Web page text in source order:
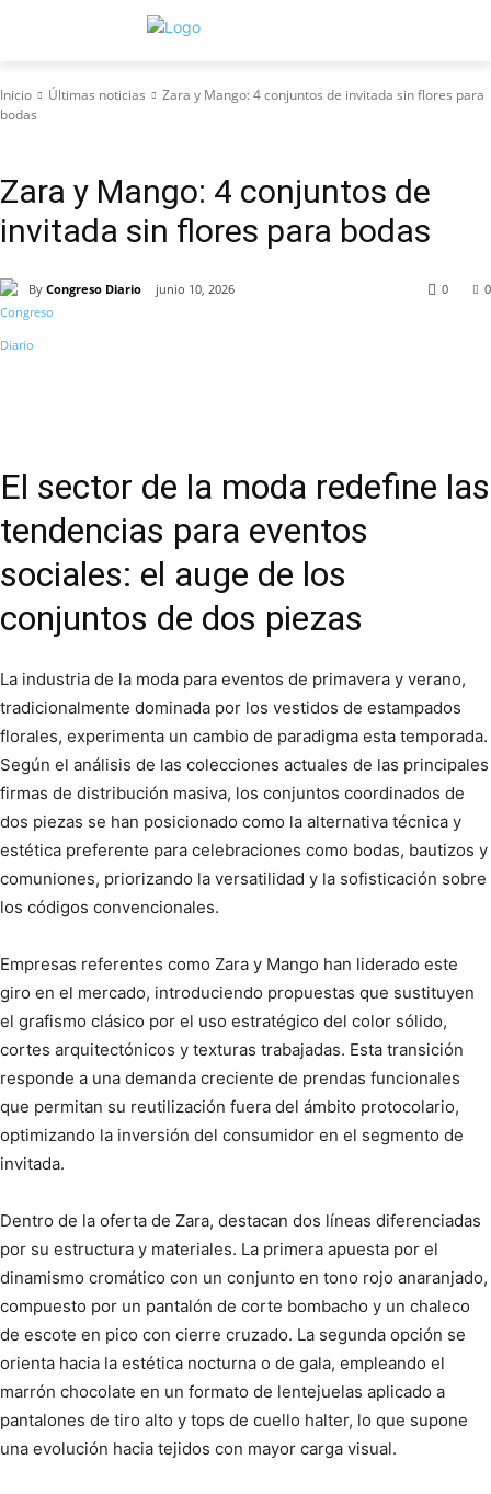
Inicio Últimas noticias
Zara y Mango: 4 conjuntos de invitada sin flores para
bodas
Zara y Mango: 4 conjuntos de
invitada sin flores para bodas
By Congreso Diario junio 10, 2026 0
0
El sector de la moda redefine las
tendencias para eventos
sociales: el auge de los
conjuntos de dos piezas
La industria de la moda para eventos de primavera y verano,
tradicionalmente dominada por los vestidos de estampados
florales, experimenta un cambio de paradigma esta temporada.
Según el análisis de las colecciones actuales de las principales
firmas de distribución masiva, los conjuntos coordinados de
dos piezas se han posicionado como la alternativa técnica y
estética preferente para celebraciones como bodas, bautizos y
comuniones, priorizando la versatilidad y la sofisticación sobre
los códigos convencionales.
Empresas referentes como Zara y Mango han liderado este
giro en el mercado, introduciendo propuestas que sustituyen
el grafismo clásico por el uso estratégico del color sólido,
cortes arquitectónicos y texturas trabajadas. Esta transición
responde a una demanda creciente de prendas funcionales
que permitan su reutilización fuera del ámbito protocolario,
optimizando la inversión del consumidor en el segmento de
invitada.
Dentro de la oferta de Zara, destacan dos líneas diferenciadas
por su estructura y materiales. La primera apuesta por el
dinamismo cromático con un conjunto en tono rojo anaranjado,
compuesto por un pantalón de corte bombacho y un chaleco
de escote en pico con cierre cruzado. La segunda opción se
orienta hacia la estética nocturna o de gala, empleando el
marrón chocolate en un formato de lentejuelas aplicado a
pantalones de tiro alto y tops de cuello halter, lo que supone
una evolución hacia tejidos con mayor carga visual.